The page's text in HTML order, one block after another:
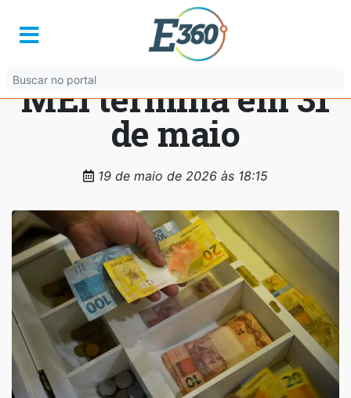
Prazo para
declaração anual do
MEI termina em 31
de maio
19 de maio de 2026 às 18:15